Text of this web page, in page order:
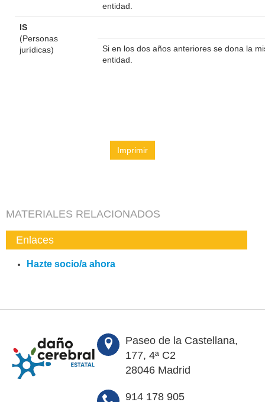
entidad.
IS
(Personas
jurídicas)
Si en los dos años anteriores se dona la
entidad.
Imprimir
MATERIALES RELACIONADOS
Enlaces
Hazte socio/a ahora
Paseo de la Castellana,
177, 4ª C2
28046 Madrid
914 178 905